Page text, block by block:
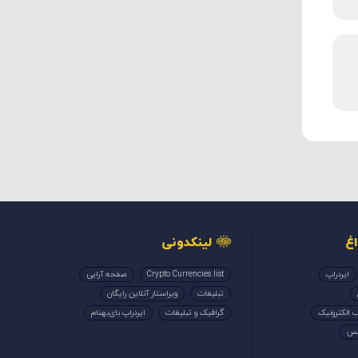
ایردراپ
الکترونیک
لینکدونی
Crypto Currencies list
صفحه آرایی
تبلیغات
ویراستار آنلاین رایگان
گرافیک و تبلیغات
ایردراپ بای‌بهنام